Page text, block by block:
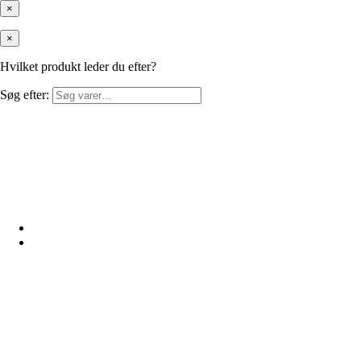
×
×
Hvilket produkt leder du efter?
Søg efter: